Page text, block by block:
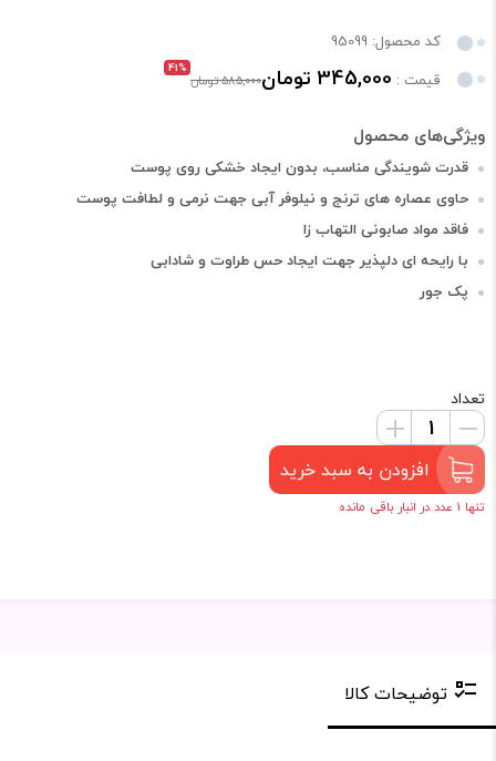
کد محصول: 95099
قیمت : 345,000 تومان 41%
585,000 تومان
قدرت شویندگی مناسب، بدون ایجاد خشکی روی پوست
حاوی عصاره های ترنج و نیلوفر آبی جهت نرمی و لطافت پوست
فاقد مواد صابونی التهاب زا
با رایحه ای دلپذیر جهت ایجاد حس طراوت و شادابی
پک جور
تعداد
افزودن به سبد خرید
تنها 1 عدد در انبار باقی مانده
توضیحات کالا